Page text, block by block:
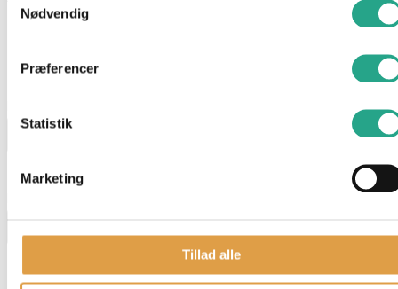
Nødvendig
Præferencer
Statistik
Marketing
Tillad alle
" indikerer påkrævede felter